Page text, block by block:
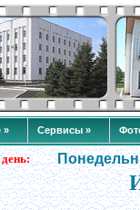
» Сервисы »